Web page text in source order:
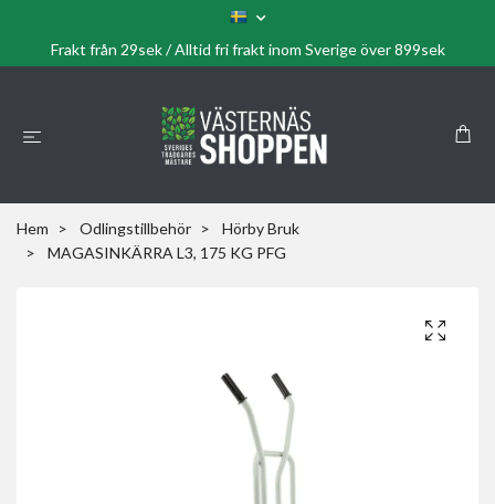
Frakt från 29sek / Alltid fri frakt inom Sverige över 899sek
Hem Odlingstillbehör
Hörby Bruk
MAGASINKÄRRA L3, 175 KG PFG